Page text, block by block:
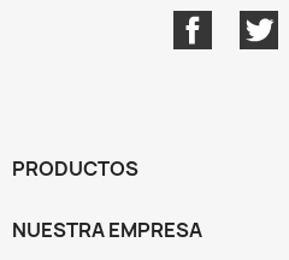
Facebook
PRODUCTOS
NUESTRA EMPRESA